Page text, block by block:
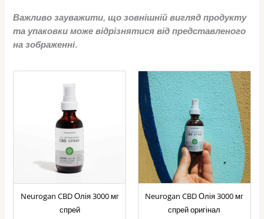
Важливо зауважити, що зовнішній вигляд продукту
та упаковки може відрізнятися від представленого
на зображенні.
Neurogan CBD Олія 3000 мг
спрей
Neurogan CBD Олія 3000 мг
спрей оригінал